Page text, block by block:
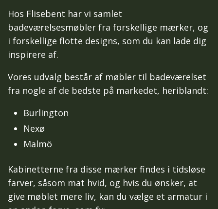
Hos Flisebent har vi samlet
badeværelsesmøbler fra forskellige mærker, og
i forskellige flotte designs, som du kan lade dig
inspirere af.
Vores udvalg består af møbler til badeværelset
fra nogle af de bedste på markedet, heriblandt:
Burlington
Nexø
Malmö
Kabinetterne fra disse mærker findes i tidsløse
farver, såsom mat hvid, og hvis du ønsker, at
give møblet mere liv, kan du vælge et armatur i